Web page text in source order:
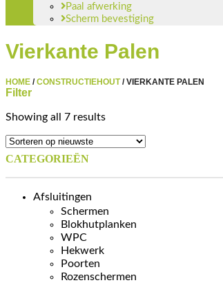
Paal afwerking
Scherm bevestiging
Vierkante Palen
HOME / CONSTRUCTIEHOUT /VIERKANTE PALEN
Filter
Showing all 7 results
CATEGORIEËN
Afsluitingen
Schermen
Blokhutplanken
WPC
Hekwerk
Poorten
Rozenschermen